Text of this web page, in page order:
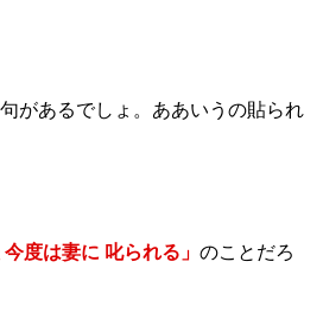
があるでしょ。ああいうの貼られ
今度は妻に 叱られる」 のことだろ